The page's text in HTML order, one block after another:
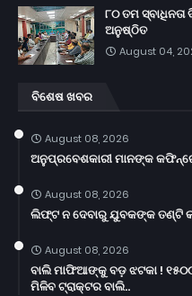
୮୦ ତମ
ଅନୁଷ୍ଠିତ
August 04,
ବିଶେଷ ଖବର
August 08, 2026
ଅନୁପ୍ରବେଶକାରୀ ମାନଙ୍କ
August 08, 2026
ଲିଫ୍ଟ ନ ଦେବାରୁ ଯୁବକଙ୍କ ତଣ୍ଟି
August 08, 2026
ବାଲି ମାଫିଆଙ୍କୁ ବଡ଼ ଝଟକା !
ମିଳିବ ଟ୍ରାକ୍ଟର ବାଲି..